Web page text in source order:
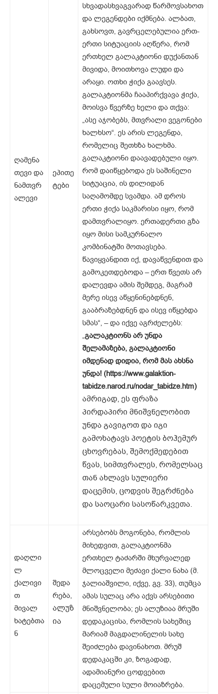
ღამენა
თევი და
ნამთვრ
ალევი
ეპითე
ტები
სხვადასხვაგვარად წარმოვსახოთ
და ლეგენდები იქმნება. ალბათ,
გახსოვთ, გავრცელებულია ერთ-
ერთი სიტუაციის აღწერა, რომ
ერთხელ გალაკტიონი დუქანთან
მივიდა, მოითხოვა ლუდი და
არაყი. ოთხი ჭიქა გაავსეს.
გალაკტიონმა ჩააპირქვავა ჭიქა,
მოისვა წვერზე ხელი და თქვა:
„ასე აჯობებს, მთვრალი ვეგონები
ხალხსო“. ეს არის ლეგენდა,
რომელიც შეთხზა ხალხმა.
გალაკტიონი დაავადებული იყო.
რომ დაიწყებოდა ეს საშინელი
სიტუაცია, ის დილიდან
საღამომდე სვამდა. ამ დროს
ერთი ჭიქა საკმარისი იყო, რომ
დამთვრალიყო. ერთადერთი გზა
იყო მისი სამკურნალო
კომბინატში მოთავსება.
წავიყვანდით იქ, დავაწვენდით და
გამოკეთდებოდა – ერთ წვეთს არ
დალევდა ამის შემდეგ, მაგრამ
მერე ისევ აწყენინებდნენ,
გააბრაზებდნენ და ისევ იწყებდა
სმას“, – და იქვე აგრძელებს:
„გალაკტიონს არ უნდა
შელამაზება, გალაკტიონი
იმდენად დიდია, რომ მას ახსნა
უნდა! (https://www.galaktion-
tabidze.narod.ru/nodar_tabidze.htm)
ამრიგად, ეს ფრაზა
პირდაპირი მნიშვნელობით
უნდა გავიგოთ და იგი
გამოხატავს პოეტის ბოჰემურ
ცხოვრებას, შემოქმედებით
წვას, სიმთვრალეს, რომელსაც
თან ახლავს სულიერი
დაცემის, ცოდვის შეგრძნება
და საოცარი სასოწარკვეთა.
დაღლი
ლ
ქალივი
თ
მივალ
ხატებთა
ნ
შედა
რება,
ალუზ
ია
არსებობს მოგონება, რომლის
მიხედვით, გალაკტიონმა
ერთხელ ტაძარში მხურვალედ
მლოცველი მეძავი ქალი ნახა (მ.
ჯალიაშვილი, იქვე, გვ. 33), თუმცა
ამას სულაც არა აქვს არსებითი
მნიშვნელობა; ეს ალუზიაა მრუში
დედაკაცისა, რომლის სახეშიც
მარიამ მაგდალინელის სახე
შეიძლება დავინახოთ. მრუშ
დედაკაცში კი, ზოგადად,
ადამიანური ცოდვებით
დაცემული სული მოიაზრება.